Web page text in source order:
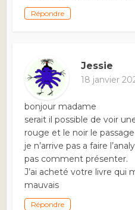
Répondre
Jessie
18 janvier
bonjour madame
serait il possible de voir
rouge et le noir le passage
je n’arrive pas a faire
pas comment présenter.
J’ai acheté votre livre qui
mauvais
Répondre